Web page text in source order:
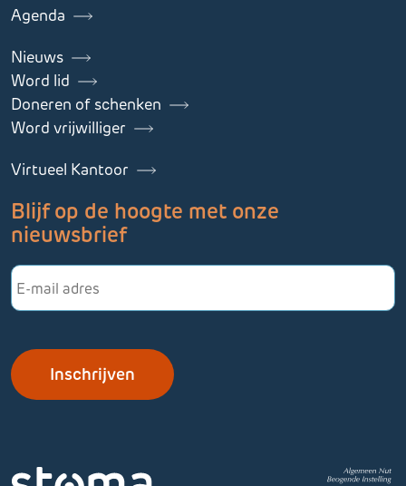
Agenda
Nieuws
Word lid
Doneren of schenken
Word vrijwilliger
Virtueel Kantoor
Blijf op de hoogte met onze
nieuwsbrief
E-
mailadres